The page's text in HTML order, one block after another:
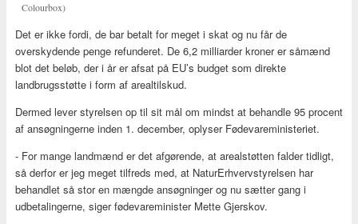
Colourbox)
Det er ikke fordi, de bar betalt for meget i skat og nu får de
overskydende penge refunderet. De 6,2 milliarder kroner er såmænd
blot det beløb, der i år er afsat på EU’s budget som direkte
landbrugsstøtte i form af arealtilskud.
Dermed lever styrelsen op til sit mål om mindst at behandle 95 procent
af ansøgningerne inden 1. december, oplyser Fødevareministeriet.
- For mange landmænd er det afgørende, at arealstøtten falder tidligt,
så derfor er jeg meget tilfreds med, at NaturErhvervstyrelsen har
behandlet så stor en mængde ansøgninger og nu sætter gang i
udbetalingerne, siger fødevareminister Mette Gjerskov.